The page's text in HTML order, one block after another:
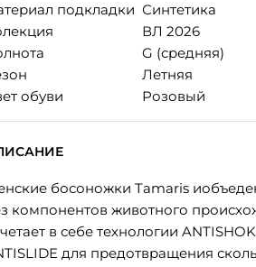
подкладки Синтетика
ВЛ 2026
G (средняя)
Летняя
обуви
Розовый
босоножки Tamaris
компонентов животного
в себе технологии
для предотвращения